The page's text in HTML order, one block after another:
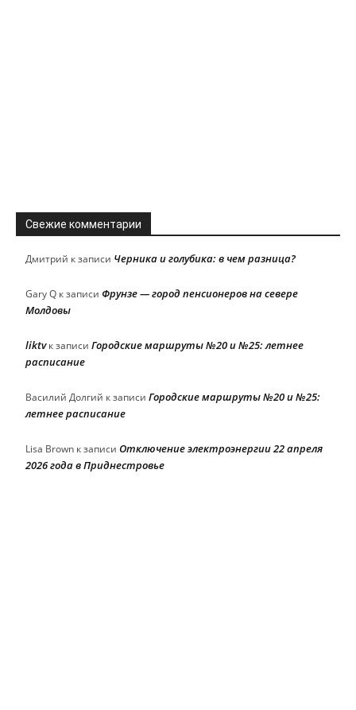
Свежие комментарии
Дмитрий к записи Черника и голубика: в чем разница?
Gary Q к записи Фрунзе — город пенсионеров на севере
Молдовы
liktvк записи Городские маршруты №20 и №25: летнее
расписание
Василий Долгий к записи Городские маршруты №20 и №25:
летнее расписание
Lisa Brown к записи Отключение электроэнергии 22 апреля
2026 года в Приднестровье